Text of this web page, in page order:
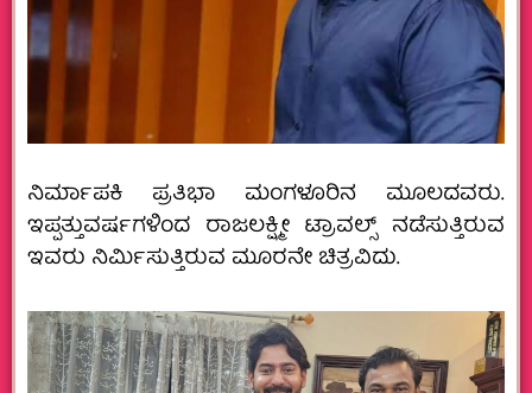
ನಿರ್ಮಾಪಕಿ ಪ್ರತಿಭಾ ಮಂಗಳೂರಿನ ಮೂಲದವರು.
ಇಪ್ಪತ್ತುವರ್ಷಗಳಿಂದ ರಾಜಲಕ್ಷ್ಮೀ ಟ್ರಾವಲ್ಸ್ ನಡೆಸುತ್ತಿರುವ
ಇವರು ನಿರ್ಮಿಸುತ್ತಿರುವ ಮೂರನೇ ಚಿತ್ರವಿದು.